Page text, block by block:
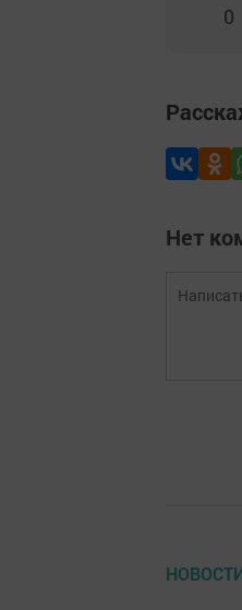
0
Нет